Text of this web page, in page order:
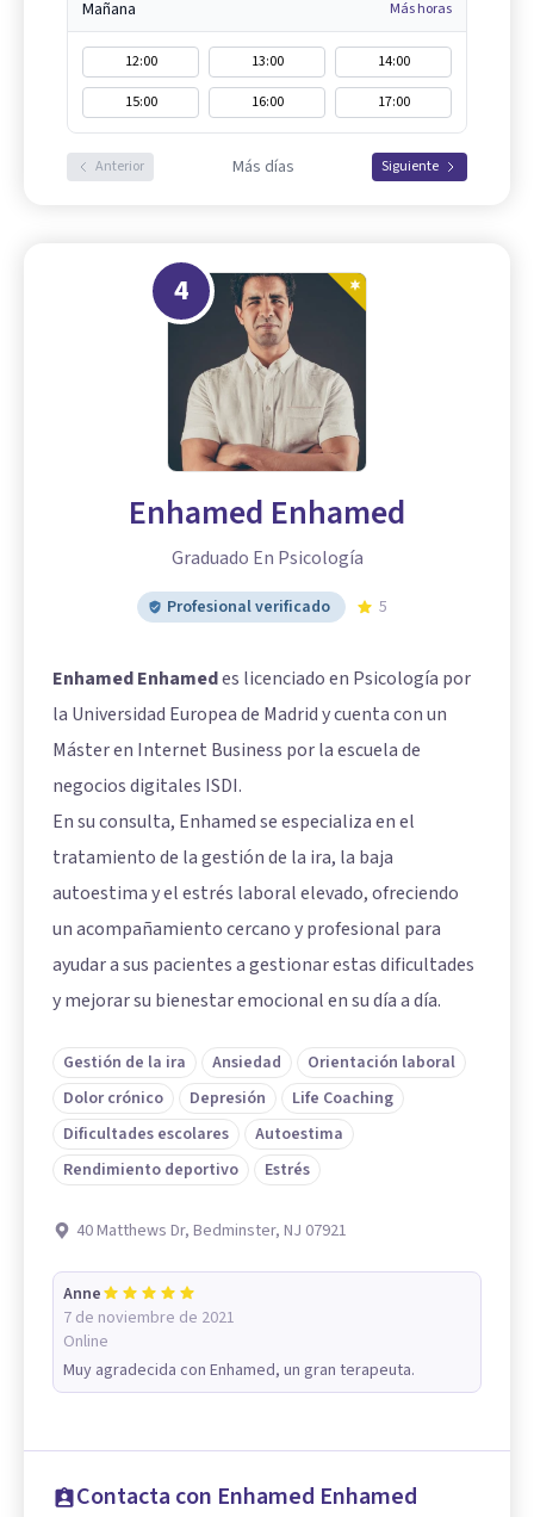
Mañana Más horas
12:00 13:00
14:00
15:00
16:00 17:00
Anterior Más días Siguiente
4
Enhamed Enhamed
Graduado En Psicología
Profesional verificado 5
Enhamed Enhamedes licenciado en Psicología por
la Universidad Europea de Madrid y cuenta con un
Máster en Internet Business por la escuela de
negocios digitales ISDI.
En su consulta, Enhamed se especializa en el
tratamiento de la gestión de la ira, la baja
autoestima y el estrés laboral elevado, ofreciendo
un acompañamiento cercano y profesional para
ayudar a sus pacientes a gestionar estas dificultades
y mejorar su bienestar emocional en su día a día.
Gestión de la ira Ansiedad
Orientación laboral
Dolor crónico
Depresión
Life Coaching
Dificultades escolares
Autoestima
Rendimiento deportivo
Estrés
40 Matthews Dr, Bedminster, NJ 07921
Anne
7 de noviembre de 2021
Online
Muy agradecida con Enhamed, un gran terapeuta.
Contacta con Enhamed Enhamed